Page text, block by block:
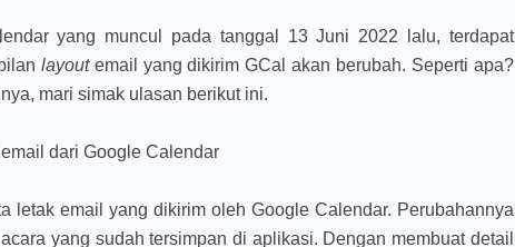
yang muncul pada tanggal 13 Juni 2022 lalu, terdapat
layout email yang dikirim GCal akan berubah. Seperti apa?
mari simak ulasan berikut ini.
dari Google Calendar
letak email yang dikirim oleh Google Calendar. Perubahannya
yang sudah tersimpan di aplikasi. Dengan membuat detail